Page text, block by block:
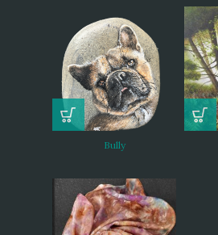
Bully